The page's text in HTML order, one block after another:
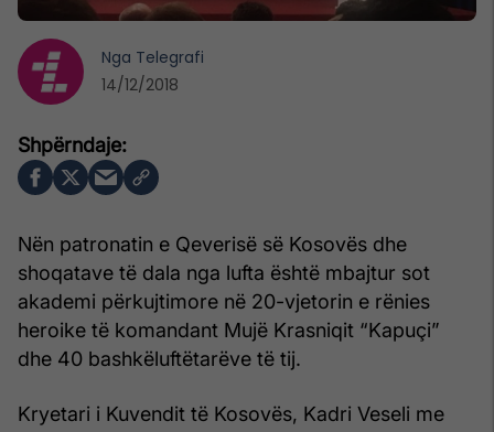
Nën patronatin e Qeverisë së Kosovës dhe
shoqatave të dala nga lufta është mbajtur sot
akademi përkujtimore në 20-vjetorin e rënies
heroike të komandant Mujë Krasniqit “Kapuçi”
dhe 40 bashkëluftëtarëve të tij.
Kryetari i Kuvendit të Kosovës, Kadri Veseli me
Nga Telegrafi
14/12/2018